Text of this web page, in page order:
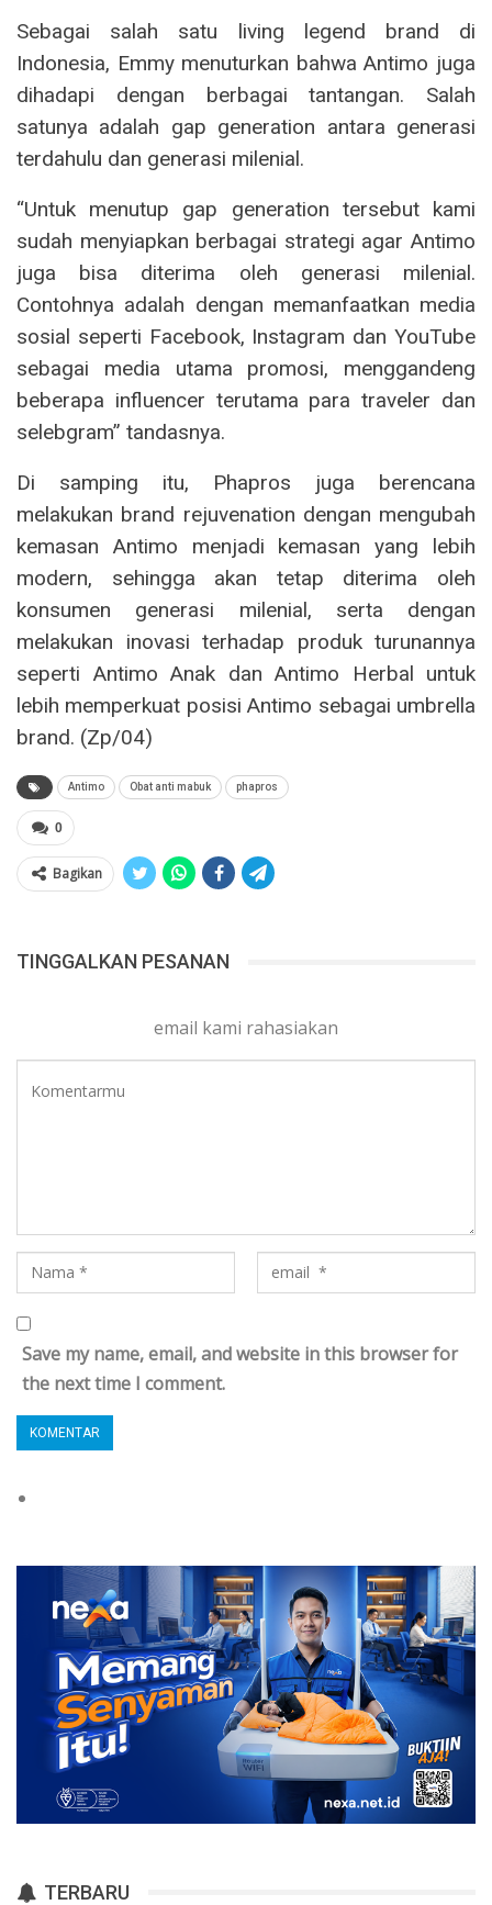
Sebagai salah satu living legend brand di
Indonesia, Emmy menuturkan bahwa Antimo juga
dihadapi dengan berbagai tantangan. Salah
satunya adalah gap generation antara generasi
terdahulu dan generasi milenial.
“Untuk menutup gap generation tersebut kami
sudah menyiapkan berbagai strategi agar Antimo
juga bisa diterima oleh generasi milenial.
Contohnya adalah dengan memanfaatkan media
sosial seperti Facebook, Instagram dan YouTube
sebagai media utama promosi, menggandeng
beberapa influencer terutama paratraveler dan
selebgram” tandasnya.
Di samping itu, Phapros juga berencana
melakukan brand rejuvenation dengan mengubah
kemasan Antimo menjadi kemasan yang lebih
modern, sehingga akan tetap diterima oleh
konsumen generasi milenial, serta dengan
melakukan inovasi terhadap produk turunannya
seperti Antimo Anak dan Antimo Herbal untuk
lebih memperkuat posisi Antimo sebagai umbrella
brand. (Zp/04)
Antimo Obat anti mabuk phapros
0
Bagikan
TINGGALKAN PESANAN
email kami rahasiakan
Save my name, email, and website in this browser for
the next time I comment.
TERBARU